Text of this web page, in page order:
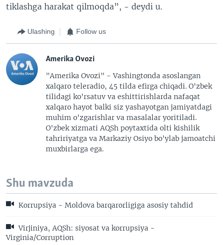
tiklashga harakat qilmoqda”, - deydi u.
Ulashing Follow us
Amerika Ovozi
"Amerika Ovozi" - Vashingtonda asoslangan
xalqaro teleradio, 45 tilda efirga chiqadi. O'zbek
tilidagi ko'rsatuv va eshittirishlarda nafaqat
xalqaro hayot balki siz yashayotgan jamiyatdagi
muhim o'zgarishlar va masalalar yoritiladi.
O'zbek xizmati AQSh poytaxtida olti kishilik
tahririyatga va Markaziy Osiyo bo'ylab jamoatchi
muxbirlarga ega.
Shu mavzuda
Korrupsiya - Moldova barqarorligiga asosiy tahdid
Virjiniya, AQSh: siyosat va korrupsiya -
Virginia/Corruption